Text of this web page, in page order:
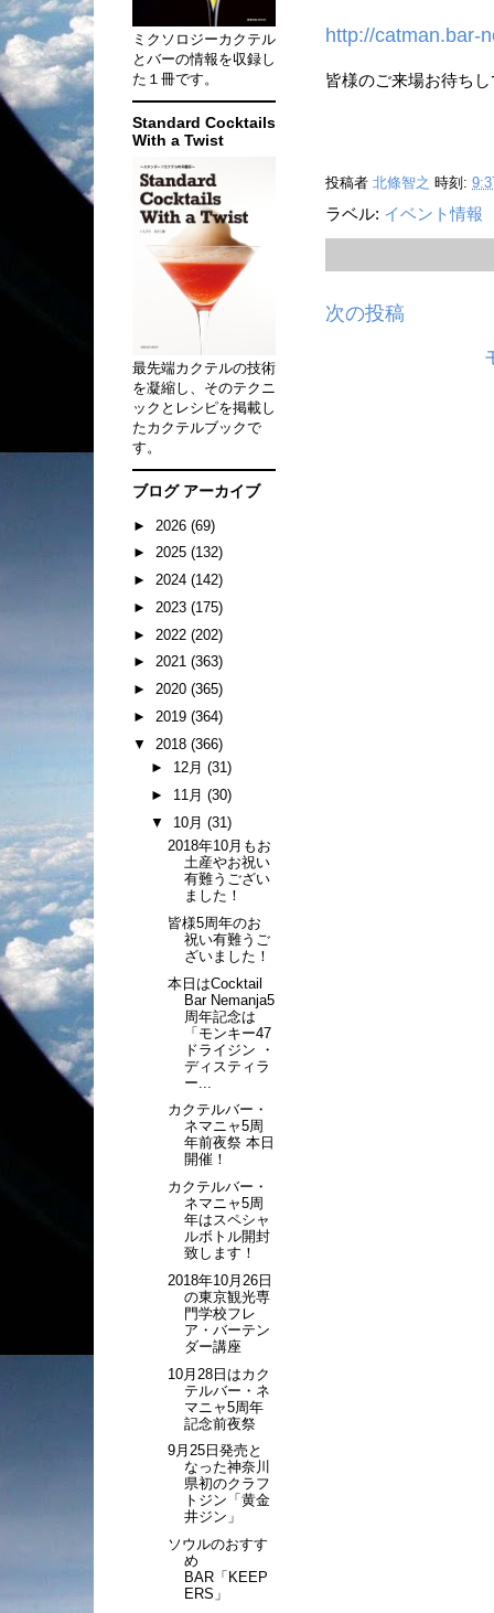
http://catman.bar-
皆様のご来場お待ち
投稿者 北條智之 時刻:
ラベル: イベント情報
次の投稿
ミクソロジーカクテル
とバーの情報を収録し
た１冊です。
Standard Cocktails
With a Twist
最先端カクテルの技術
を凝縮し、そのテクニ
ックとレシピを掲載し
たカクテルブックで
す。
ブログ アーカイブ
► 2026 (69)
► 2025 (132)
► 2024 (142)
► 2023 (175)
► 2022 (202)
► 2021 (363)
► 2020 (365)
► 2019 (364)
▼ 2018 (366)
► 12月 (31)
► 11月 (30)
▼ 10月 (31)
2018年10月もお
土産やお祝い
有難うござい
ました！
皆様5周年のお
祝い有難うご
ざいました！
本日はCocktail
Bar Nemanja5
周年記念は
「モンキー47
ドライジン ・
ディスティラ
ー...
カクテルバー・
ネマニャ5周
年前夜祭 本日
開催！
カクテルバー・
ネマニャ5周
年はスペシャ
ルボトル開封
致します！
2018年10月26日
の東京観光専
門学校フレ
ア・バーテン
ダー講座
10月28日はカク
テルバー・ネ
マニャ5周年
記念前夜祭
9月25日発売と
なった神奈川
県初のクラフ
トジン「黄金
井ジン」
ソウルのおすす
め
BAR「KEEP
ERS」